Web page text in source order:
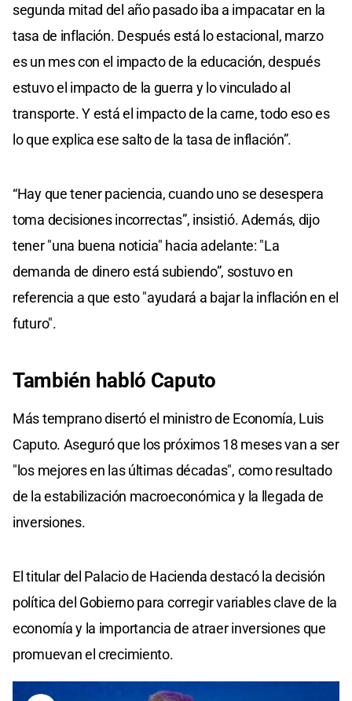
segunda mitad del año pasado iba a impacatar en la
tasa de inflación. Después está lo estacional, marzo
es un mes con el impacto de la educación, después
estuvo el impacto de la guerra y lo vinculado al
transporte. Y está el impacto de la carne, todo eso es
lo que explica ese salto de la tasa de inflación”.
“Hay que tener paciencia, cuando uno se desespera
toma decisiones incorrectas”, insistió. Además, dijo
tener "una buena noticia" hacia adelante: "La
demanda de dinero está subiendo”, sostuvo en
referencia a que esto "ayudará a bajar la inflación en el
futuro".
También habló Caputo
Más temprano disertó el ministro de Economía, Luis
Caputo. Aseguró que los próximos 18 meses van a ser
"los mejores en las últimas décadas", como resultado
de la estabilización macroeconómica y la llegada de
inversiones.
El titular del Palacio de Hacienda destacó la decisión
política del Gobierno para corregir variables clave de la
economía y la importancia de atraer inversiones que
promuevan el crecimiento.